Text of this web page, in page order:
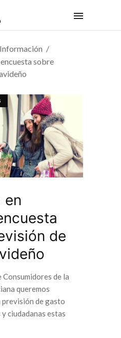
Información
sobre
en
de
Consumidores de la
queremos
previsión de gasto
ciudadanas estas